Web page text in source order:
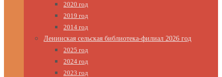
2020 год
2019 год
2014 год
Ленинская сельская библиотека-филиал 2026 год
2025 год
2024 год
2023 год